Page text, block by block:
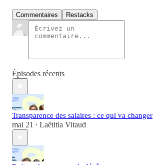
Commentaires Restacks
Épisodes récents
Transparence des salaires : ce qui va changer
mai 21 • Laëtitia Vitaud